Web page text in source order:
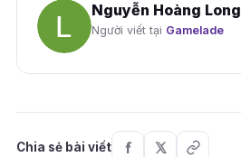
Nguyễn Hoàng Long
Người viết tại Gamelade
Chia sẻ bài viết